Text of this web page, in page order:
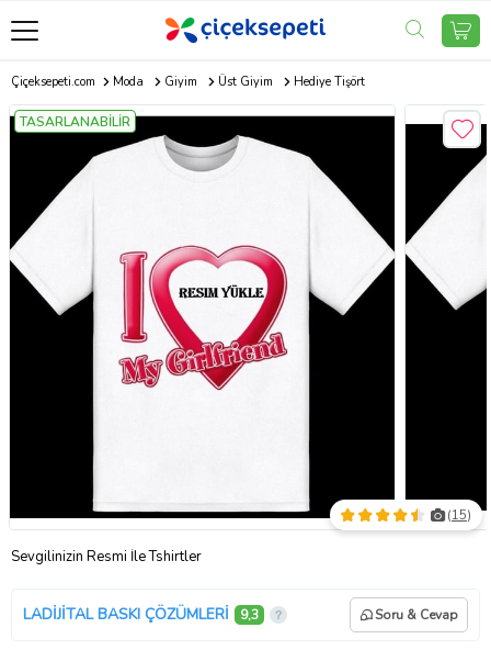
Çiçeksepeti.com Moda Giyim Üst Giyim Hediye Tişört
TASARLANABİLİR
Sevgilinizin Resmi İle Tshirtler
(15)
LADİJİTAL BASKI ÇÖZÜMLERİ 9,3 Soru & Cevap